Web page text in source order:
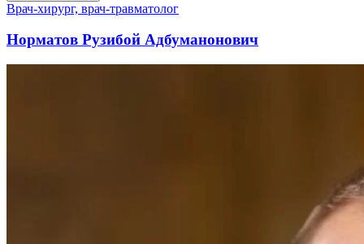
Врач-хирург, врач-травматолог
Норматов Рузибой Адбуманонович